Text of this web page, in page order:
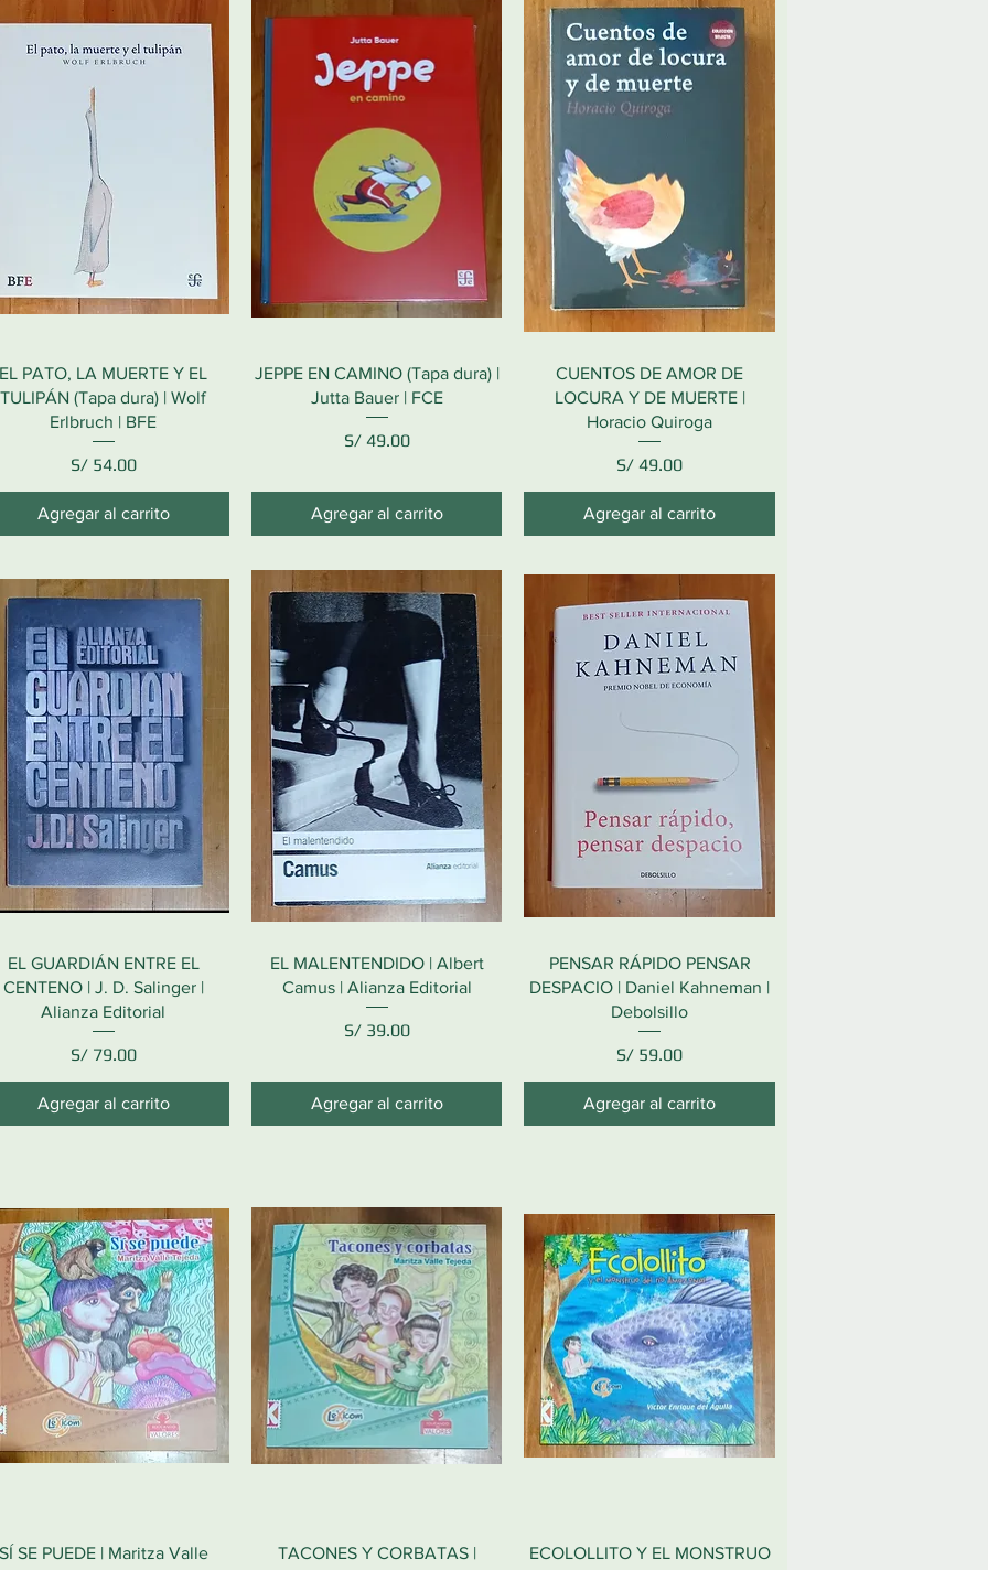
EL PATO, LA MUERTE Y EL
TULIPÁN (Tapa dura) | Wolf
Erlbruch | BFE
Precio
S/ 54.00
Agregar al carrito
JEPPE EN CAMINO (Tapa dura) |
Jutta Bauer | FCE
Precio
S/ 49.00
Agregar al carrito
CUENTOS DE AMOR DE
LOCURA Y DE MUERTE |
Horacio Quiroga
Precio
S/ 49.00
Agregar al carrito
EL GUARDIÁN ENTRE EL
CENTENO | J. D. Salinger |
Alianza Editorial
Precio
S/ 79.00
Agregar al carrito
EL MALENTENDIDO | Albert
Camus | Alianza Editorial
Precio
S/ 39.00
Agregar al carrito
PENSAR RÁPIDO PENSAR
DESPACIO | Daniel Kahneman |
Debolsillo
Precio
S/ 59.00
Agregar al carrito
SE PUEDE | Maritza Valle
TACONES Y CORBATAS |
ECOLOLLITO Y EL MONSTRUO